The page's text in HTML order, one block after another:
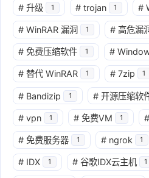
# 升级 1 # trojan 1 #
# WinRAR 漏洞 1 # 高危漏
# 免费压缩软件 1 #
# 替代 WinRAR 1 # 7zip 1
# Bandizip 1 # 开源压缩软
# vpn 1 # 免费VM 1 #
# 免费服务器 1 # ngrok 1
# IDX 1 # 谷歌IDX云主机 1